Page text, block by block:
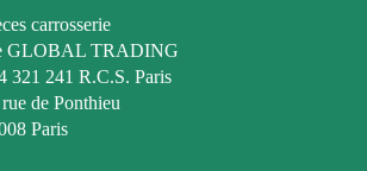
carrosserie
GLOBAL TRADING
321 241 R.C.S. Paris
de Ponthieu
Paris